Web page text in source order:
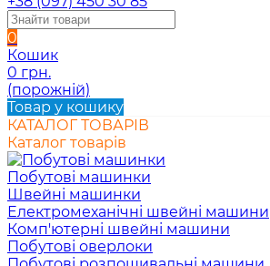
0
Кошик
0 грн.
(порожній)
Товар у кошику
КАТАЛОГ ТОВАРІВ
Каталог товарів
Побутові машинки
Швейні машинки
Електромеханічні швейні машини
Комп'ютерні швейні машини
Побутові оверлоки